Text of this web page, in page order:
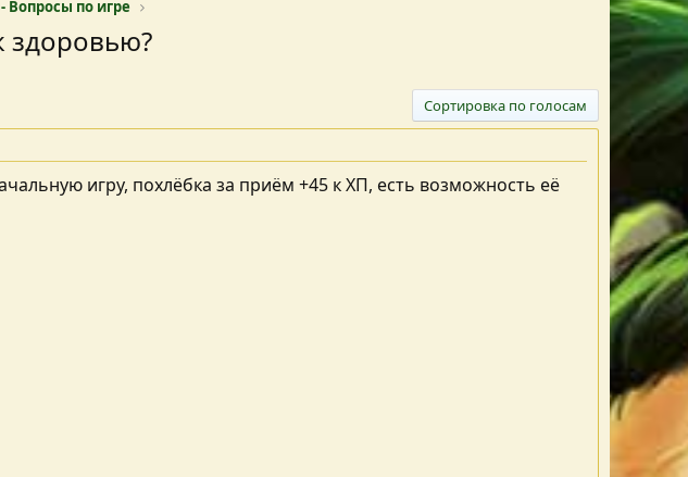
Вопросы по игре
здоровью?
Сортировка по голосам
игру, похлёбка за приём +45 к ХП, есть возможность её